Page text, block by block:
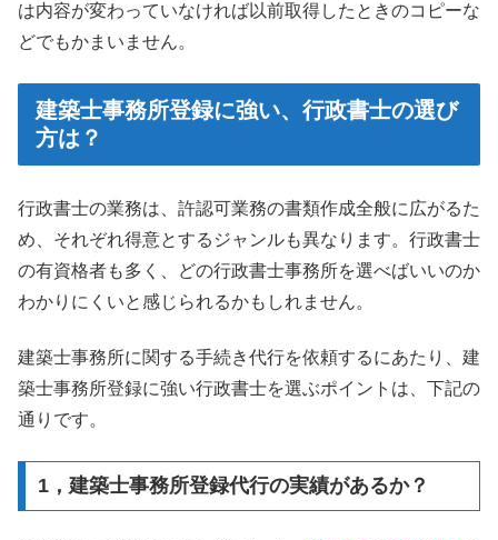
は内容が変わっていなければ以前取得したときのコピーな
どでもかまいません。
建築士事務所登録に強い、行政書士の選び
方は？
行政書士の業務は、許認可業務の書類作成全般に広がるた
め、それぞれ得意とするジャンルも異なります。行政書士
の有資格者も多く、どの行政書士事務所を選べばいいのか
わかりにくいと感じられるかもしれません。
建築士事務所に関する手続き代行を依頼するにあたり、建
築士事務所登録に強い行政書士を選ぶポイントは、下記の
通りです。
1，建築士事務所登録代行の実績があるか？